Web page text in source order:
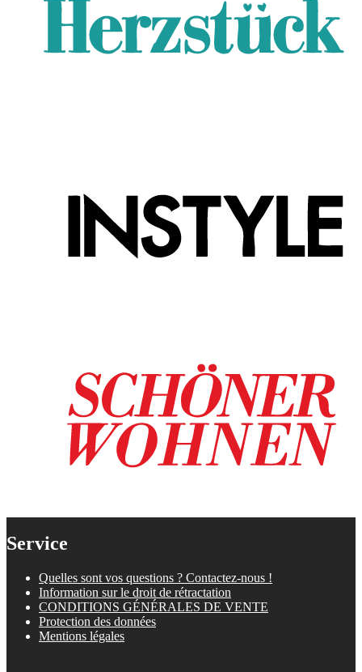
Service
Quelles sont vos questions ? Contactez-nous !
Information sur le droit de rétractation
CONDITIONS GÉNÉRALES DE VENTE
Protection des données
Mentions légales